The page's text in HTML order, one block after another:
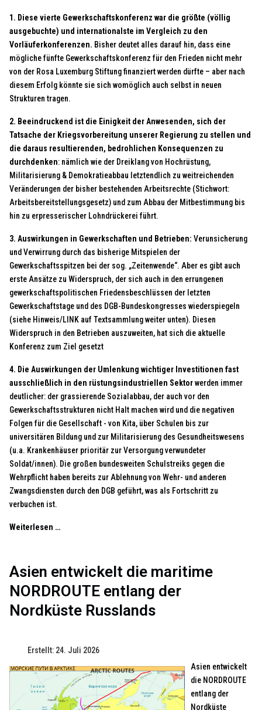
1. Diese vierte Gewerkschaftskonferenz war die größte (völlig
ausgebuchte) und internationalste im Vergleich zu den
Vorläuferkonferenzen. Bisher deutet alles darauf hin, dass eine
mögliche fünfte Gewerkschaftskonferenz für den Frieden nicht mehr
von der Rosa Luxemburg Stiftung finanziert werden dürfte – aber nach
diesem Erfolg könnte sie sich womöglich auch selbst in neuen
Strukturen tragen.
2. Beeindruckend ist die Einigkeit der Anwesenden, sich der
Tatsache der Kriegsvorbereitung unserer Regierung zu stellen und
die daraus resultierenden, bedrohlichen Konsequenzen zu
durchdenken: nämlich wie der Dreiklang von Hochrüstung,
Militarisierung & Demokratieabbau letztendlich zu weitreichenden
Veränderungen der bisher bestehenden Arbeitsrechte (Stichwort:
Arbeitsbereitstellungsgesetz) und zum Abbau der Mitbestimmung bis
hin zu erpresserischer Lohndrückerei führt.
3. Auswirkungen in Gewerkschaften und Betrieben: Verunsicherung
und Verwirrung durch das bisherige Mitspielen der
Gewerkschaftsspitzen bei der sog. „Zeitenwende“. Aber es gibt auch
erste Ansätze zu Widerspruch, der sich auch in den errungenen
gewerkschaftspolitischen Friedensbeschlüssen der letzten
Gewerkschaftstage und des DGB-Bundeskongresses wiederspiegeln
(siehe Hinweis/LINK auf Textsammlung weiter unten). Diesen
Widerspruch in den Betrieben auszuweiten, hat sich die aktuelle
Konferenz zum Ziel gesetzt
4. Die Auswirkungen der Umlenkung wichtiger Investitionen fast
ausschließlich in den rüstungsindustriellen Sektorwerden immer
deutlicher: der grassierende Sozialabbau, der auch vor den
Gewerkschaftsstrukturen nicht Halt machen wird und die negativen
Folgen für die Gesellschaft - von Kita, über Schulen bis zur
universitären Bildung und zur Militarisierung des Gesundheitswesens
(u.a. Krankenhäuser prioritär zur Versorgung verwundeter
Soldat/innen). Die großen bundesweiten Schulstreiks gegen die
Wehrpflicht haben bereits zur Ablehnung von Wehr- und anderen
Zwangsdiensten durch den DGB geführt, was als Fortschritt zu
verbuchen ist.
Weiterlesen …
Asien entwickelt die maritime
NORDROUTE entlang der
Nordküste Russlands
Erstellt: 24. Juli 2026
Asien entwickelt
die NORDROUTE
entlang der
Nordküste